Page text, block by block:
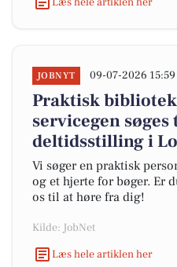
JOBNYT 09-07-2026 15:59
Praktisk
servicegen
deltidsstilling i
Vi søger en praktisk
og et hjerte for bøger. Er
os til at høre fra dig!
Kilde: JobNet
Læs hele artiklen her